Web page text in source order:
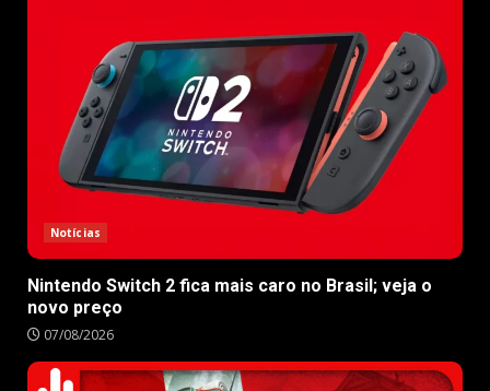
Notícias
Nintendo Switch 2 fica mais caro no Brasil; veja o
novo preço
07/08/2026